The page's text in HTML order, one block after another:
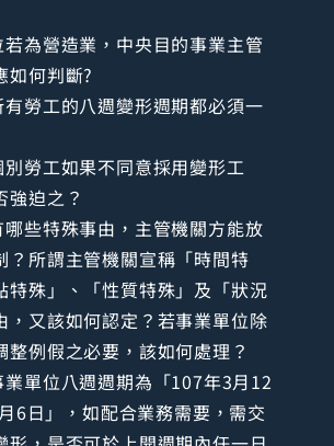
為營造業，中央目的事業主管
如何判斷?
勞工的八週變形週期都必須一
勞工如果不同意採用變形工
強迫之？
些特殊事由，主管機關方能放
？所謂主管機關宣稱「時間特
特殊」、「性質特殊」及「狀況
，又該如何認定？若事業單位除
整例假之必要，該如何處理？
單位八週週期為「107年3月12
6日」，如配合業務需要，需交